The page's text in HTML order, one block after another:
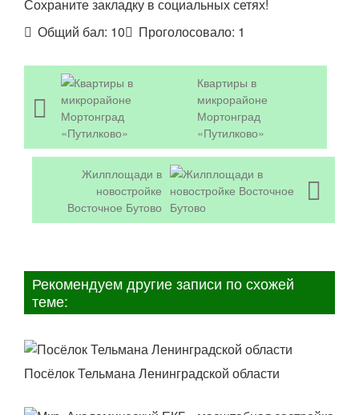
Сохраните закладку в социальных сетях!
Общий бал: 10 Проголосовало: 1
Квартиры в
микрорайоне
Мортонград
«Путилково»
Жилплощади в
новостройке
Восточное Бутово
Рекомендуем другие записи по схожей
теме:
Посёлок Тельмана Ленинградской области